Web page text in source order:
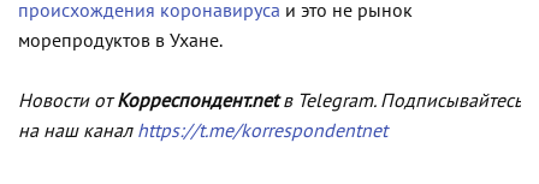
происхождения коронавируса и это не рынок
морепродуктов в Ухане.
Новости отКорреспондент.netв Telegram. Подписывайтесь
на наш канал https://t.me/korrespondentnet